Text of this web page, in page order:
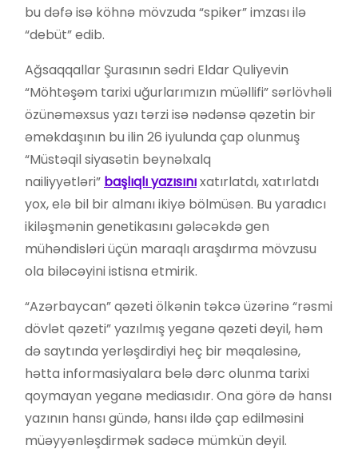
bu dəfə isə köhnə mövzuda “spiker” imzası ilə
“debüt” edib.
Ağsaqqallar Şurasının sədri Eldar Quliyevin
“Möhtəşəm tarixi uğurlarımızın müəllifi” sərlövhəli
özünəməxsus yazı tərzi isə nədənsə qəzetin bir
əməkdaşının bu ilin 26 iyulunda çap olunmuş
“Müstəqil siyasətin beynəlxalq
nailiyyətləri” başlıqlı yazısınıxatırlatdı, xatırlatdı
yox, elə bil bir almanı ikiyə bölmüsən. Bu yaradıcı
ikiləşmənin genetikasını gələcəkdə gen
mühəndisləri üçün maraqlı araşdırma mövzusu
ola biləcəyini istisna etmirik.
“Azərbaycan” qəzeti ölkənin təkcə üzərinə “rəsmi
dövlət qəzeti” yazılmış yeganə qəzeti deyil, həm
də saytında yerləşdirdiyi heç bir məqaləsinə,
hətta informasiyalara belə dərc olunma tarixi
qoymayan yeganə mediasıdır. Ona görə də hansı
yazının hansı gündə, hansı ildə çap edilməsini
müəyyənləşdirmək sadəcə mümkün deyil.